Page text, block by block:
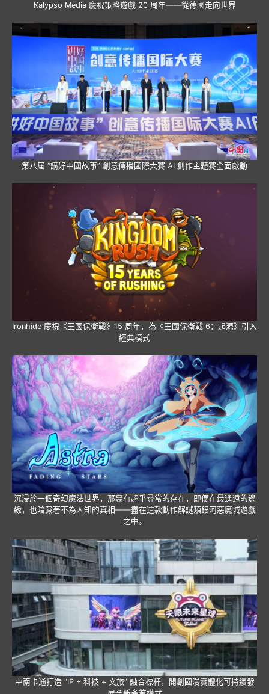
Kalypso Media 慶祝策略遊戲 20 周年——從德國走向世界
第八屆 “講好中國故事” 創意傳播國際大賽 AI 創作主題賽全面啟動
Ironhide 慶祝《王國保衛戰》15 周年，為《王國保衛戰 6：起源》引入
經典模式
沉浸於一個奇幻魔法世界，那裏有超乎尋常的存在，即便在最遙遠的邊
緣，也暗藏著不為人知的真相——盡在這款動作解謎類銀河惡魔城遊戲
之中。
中南卡通打造 “IP + 科技 + 文旅” 融合標杆，開創國漫實體化可持續發